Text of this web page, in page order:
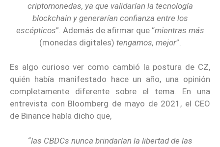
criptomonedas, ya que validarían la tecnología
blockchain y generarían confianza entre los
escépticos”. Además de afirmar que “mientras más
(monedas digitales) tengamos, mejor”.
Es algo curioso ver como cambió la postura de CZ,
quién había manifestado hace un año, una opinión
completamente diferente sobre el tema. En una
entrevista con Bloomberg de mayo de 2021, el CEO
de Binance había dicho que,
“las CBDCs nunca brindarían la libertad de las